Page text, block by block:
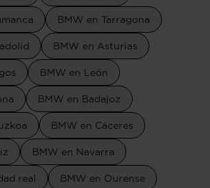
BMW en Tarragona
BMW en Asturias
BMW en León
BMW en Badajoz
BMW en Cáceres
BMW en Navarra
real BMW en Ourense